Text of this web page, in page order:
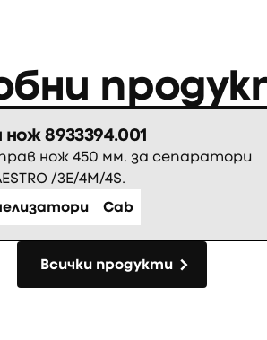
8933394.001
нож 450 мм. за сепаратори
/3E/4M/4S.
Cab
Всички продукти